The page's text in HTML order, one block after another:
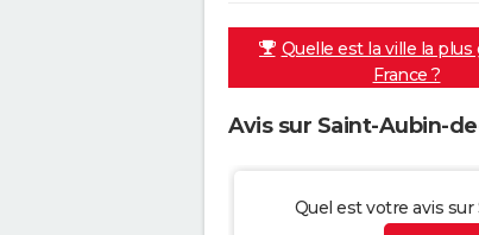
Quelle est la ville la plus
France ?
Avis sur Saint-Aubin-
Quel est votre avis